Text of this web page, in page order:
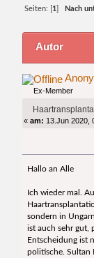
Seiten: [ 1 Nach
Autor
Ex-Member
«am: 13.Jun 2020,
Hallo an Alle
Ich wieder mal.
sondern in
ist auch sehr gut,
Entscheidung ist
politische. Sultan